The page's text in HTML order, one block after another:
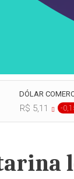
DÓLAR
R$ 5,11 -